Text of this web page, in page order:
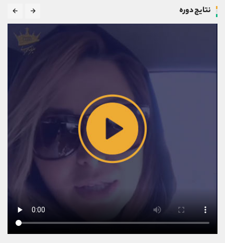
نتایج دوره